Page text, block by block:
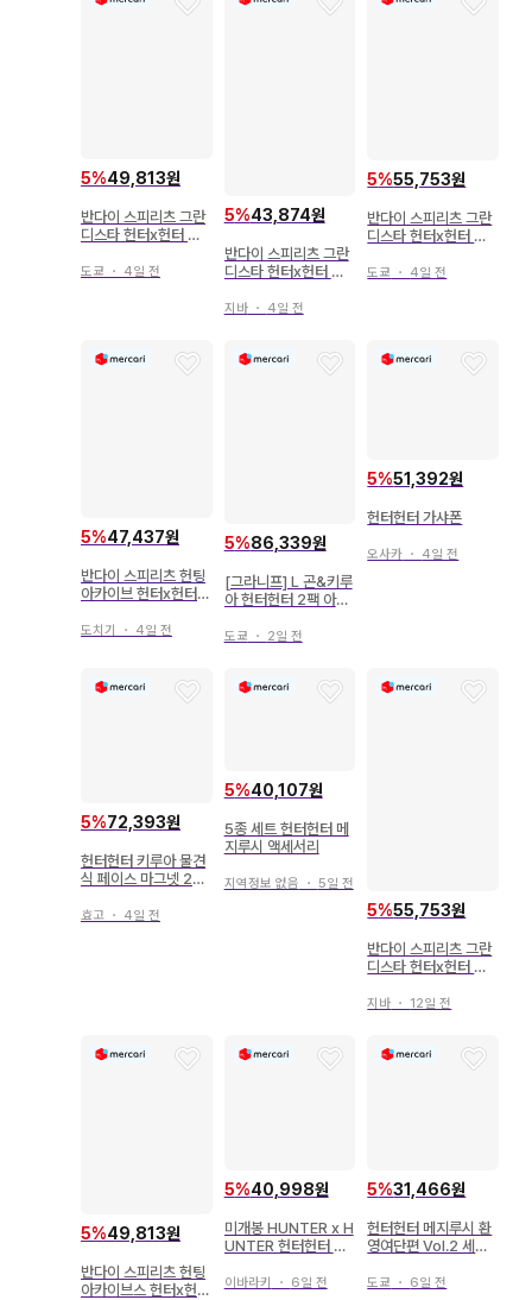
5%49,813원
반다이 스피리츠 그란
디스타 헌터x헌터 크
도쿄 ・ 4일 전
5%43,874원
반다이 스피리츠 그란
디스타 헌터x헌터 곤
지바・ 4일 전
5%55,753원
반다이 스피리츠 그란
디스타 헌터x헌터 키
도쿄 ・ 4일 전
5%47,437원
반다이 스피리츠 헌팅
아카이브 헌터x헌터
도치기 ・ 4일 전
5%86,339원
[그라니프] L 곤&키루
아 헌터헌터 2팩 아이
도쿄 ・ 2일 전
5%51,392원
헌터헌터 가샤폰
오사카 ・ 4일 전
5%72,393원
헌터헌터 키루아 물견
식 페이스 마그넷 2세
효고 ・ 4일 전
5%40,107원
5종 세트 헌터헌터 메
지루시 액세서리
지역정보 없음 ・ 5일 전
5%55,753원
반다이 스피리츠 그란
디스타 헌터x헌터 크
지바 ・ 12일 전
5%49,813원
반다이 스피리츠 헌팅
아카이브스 헌터x헌터
5%40,998원
미개봉 HUNTER x H
UNTER 헌터헌터 피
이바라키 ・ 6일 전
5%31,466원
헌터헌터 메지루시 환
영여단편 Vol.2 세미
도쿄 ・ 6일 전